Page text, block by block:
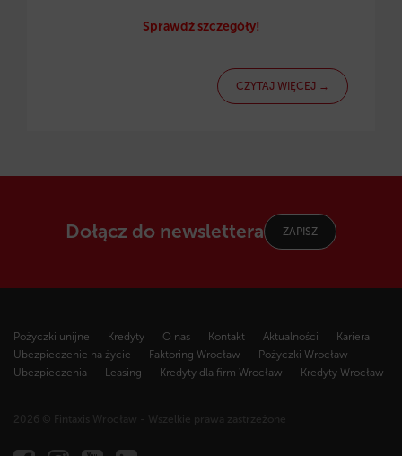
Sprawdź szczegóły!
CZYTAJ WIĘCEJ →
Dołącz do newslettera ZAPISZ
Pożyczki unijne Kredyty O nas Kontakt Aktualności
Kariera
Ubezpieczenie na życie
Faktoring Wrocław
Pożyczki Wrocław
Ubezpieczenia
Leasing Kredyty dla firm Wrocław Kredyty Wrocław
2026 © Fintaxis Wrocław - Wszelkie prawa zastrzeżone